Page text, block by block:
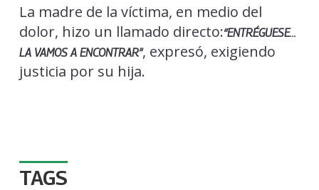
La madre de la víctima, en medio del
dolor, hizo un llamado directo:“ENTRÉGUESE…
LA VAMOS A ENCONTRAR”, expresó, exigiendo
justicia por su hija.
TAGS